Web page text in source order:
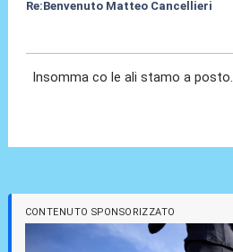
Re:Benvenuto Matteo Cancellieri
Insomma co le ali stamo a posto.
CONTENUTO SPONSORIZZATO